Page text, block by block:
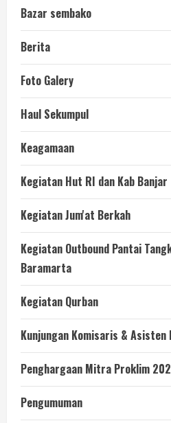
Bazar sembako
Berita
Foto Galery
Haul Sekumpul
Keagamaan
Kegiatan Hut RI dan Kab Banjar
Kegiatan Jum'at Berkah
Kegiatan Outbound Pantai
Baramarta
Kegiatan Qurban
Kunjungan Komisaris & Asisten
Penghargaan Mitra Proklim
Pengumuman